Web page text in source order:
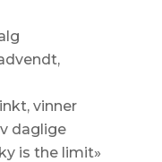
vinner
daglige
is the limit»